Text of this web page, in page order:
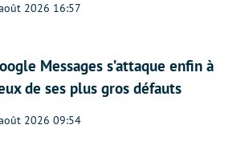
2026 16:57
Messages s’attaque enfin à
de ses plus gros défauts
2026 09:54